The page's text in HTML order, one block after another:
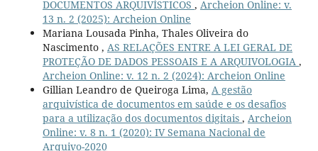
DOCUMENTOS ARQUIVÍSTICOS , Archeion Online: v.
13 n. 2 (2025): Archeion Online
Mariana Lousada Pinha, Thales Oliveira do
Nascimento , AS RELAÇÕES ENTRE A LEI GERAL DE
PROTEÇÃO DE DADOS PESSOAIS E A ARQUIVOLOGIA ,
Archeion Online: v. 12 n. 2 (2024): Archeion Online
Gillian Leandro de Queiroga Lima, A gestão
arquivística de documentos em saúde e os desafios
para a utilização dos documentos digitais , Archeion
Online: v. 8 n. 1 (2020): IV Semana Nacional de
Arquivo-2020